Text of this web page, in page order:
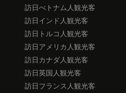
訪日べトナム人観光客
訪日インド人観光客
訪日トルコ人観光客
訪日アメリカ人観光客
訪日カナダ人観光客
訪日英国人観光客
訪日フランス人観光客